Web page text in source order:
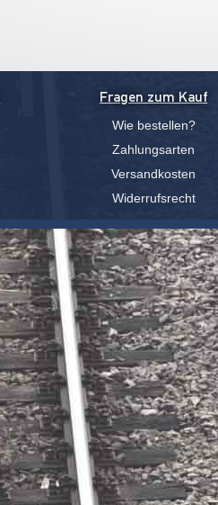
Fragen zum Kauf
Wie bestellen?
Zahlungsarten
Versandkosten
Widerrufsrecht